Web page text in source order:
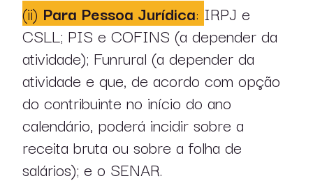
(ii) Para Pessoa Jurídica: IRPJ e
CSLL; PIS e COFINS (a depender da
atividade); Funrural (a depender da
atividade e que, de acordo com opção
do contribuinte no início do ano
calendário, poderá incidir sobre a
receita bruta ou sobre a folha de
salários); e o SENAR.